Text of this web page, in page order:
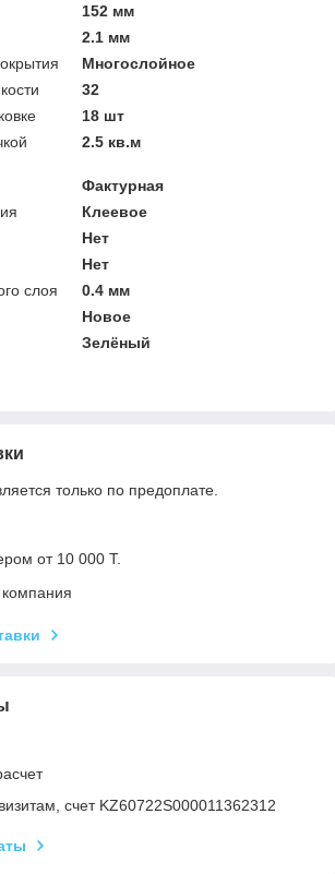
152 мм
2.1 мм
Многослойное
32
18 шт
2.5 кв.м
Фактурная
Клеевое
Нет
Нет
слоя
0.4 мм
Новое
Зелёный
только по предоплате.
от 10 000 Т.
счет KZ60722S000011362312